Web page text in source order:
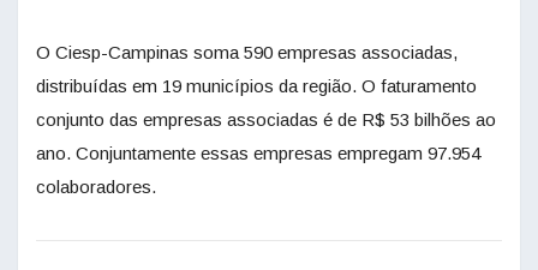
O Ciesp-Campinas soma 590 empresas associadas,
distribuídas em 19 municípios da região. O faturamento
conjunto das empresas associadas é de R$ 53 bilhões ao
ano. Conjuntamente essas empresas empregam 97.954
colaboradores.